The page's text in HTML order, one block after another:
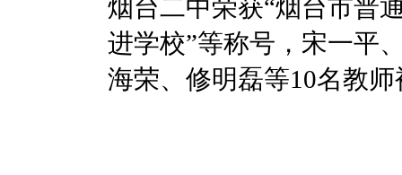
烟台二中荣获“烟台市普
进学校”等称号，宋一平
海荣、修明磊等10名教